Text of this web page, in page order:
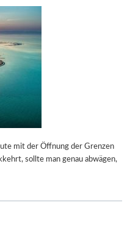
mit der Öffnung der Grenzen
sollte man genau abwägen,